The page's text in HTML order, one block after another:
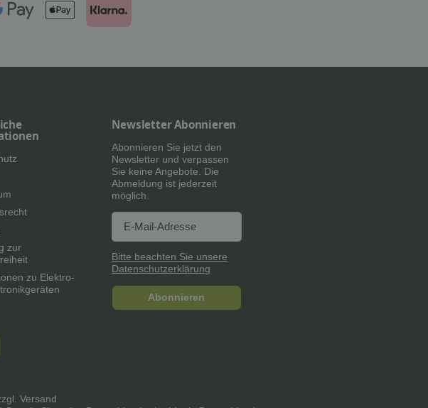
zur
zu Elektro-
Newsletter Abonnieren
Abonnieren Sie jetzt den
Newsletter und verpassen
Sie keine Angebote. Die
Abmeldung ist jederzeit
möglich.
Newsletter Abonnieren
Newsletter Abonnieren
Bitte beachten Sie unsere
Datenschutzerklärung
Abonnieren
Versand